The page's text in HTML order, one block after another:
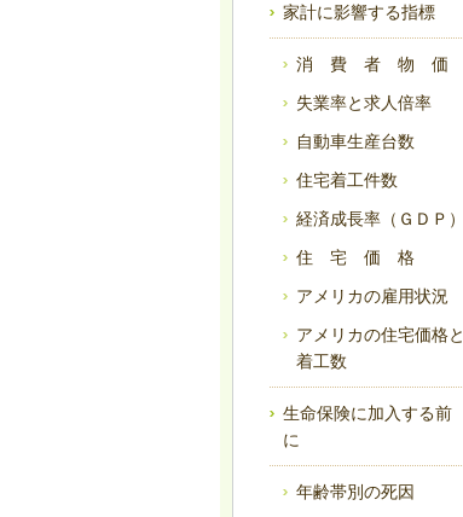
家計に影響する指標
消 費 者 物 価
失業率と求人倍率
自動車生産台数
住宅着工件数
経済成長率（ＧＤＰ）
住 宅 価 格
アメリカの雇用状況
アメリカの住宅価格と
着工数
生命保険に加入する前
に
年齢帯別の死因